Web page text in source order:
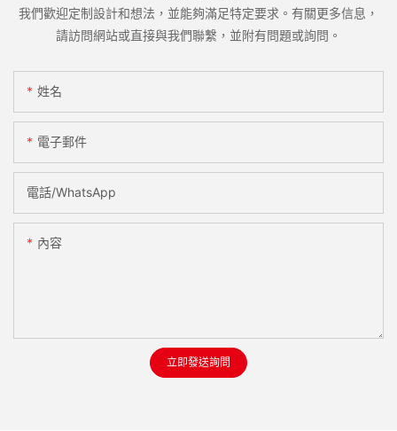
我們歡迎定制設計和想法，並能夠滿足特定要求。有關更多信息，
請訪問網站或直接與我們聯繫，並附有問題或詢問。
姓名
電子郵件
電話/WhatsApp
內容
立即發送詢問